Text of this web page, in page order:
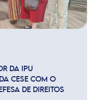
DA IPU
CESE COM O
DE DIREITOS